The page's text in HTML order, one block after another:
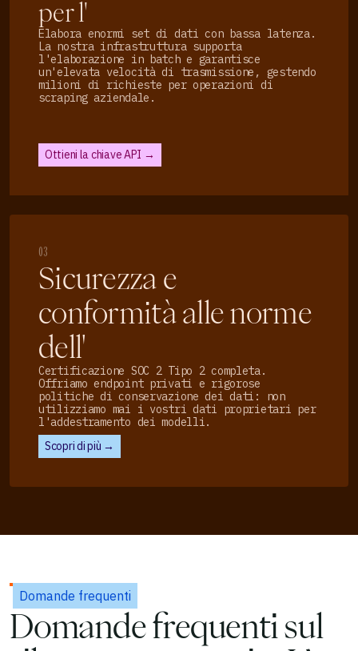
per l'
Elabora enormi set di dati con bassa latenza.
La nostra infrastruttura supporta
l'elaborazione in batch e garantisce
un'elevata velocità di trasmissione, gestendo
milioni di richieste per operazioni di
scraping aziendale.
Ottieni la chiave API →
03
Sicurezza e
conformità alle norme
dell'
Certificazione SOC 2 Tipo 2 completa.
Offriamo endpoint privati e rigorose
politiche di conservazione dei dati: non
utilizziamo mai i vostri dati proprietari per
l'addestramento dei modelli.
Scopri di più →
Domande frequenti
Domande frequenti sul